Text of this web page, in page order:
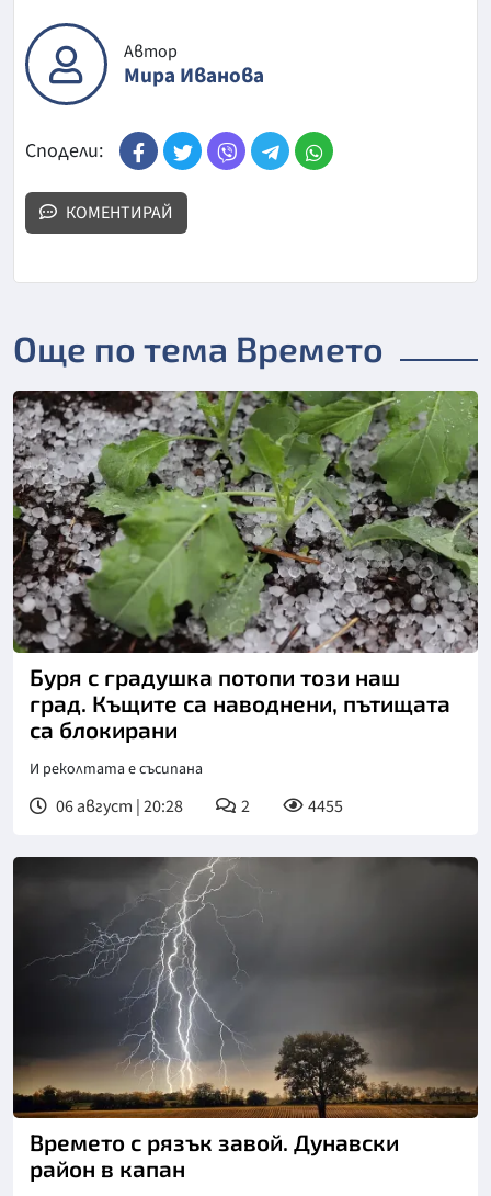
Автор
Мира Иванова
Сподели:
КОМЕНТИРАЙ
Още по тема Времето
Буря с градушка потопи този наш
град. Къщите са наводнени, пътищата
са блокирани
И реколтата е съсипана
06 август | 20:28 2 4455
Времето с рязък завой. Дунавски
район в капан